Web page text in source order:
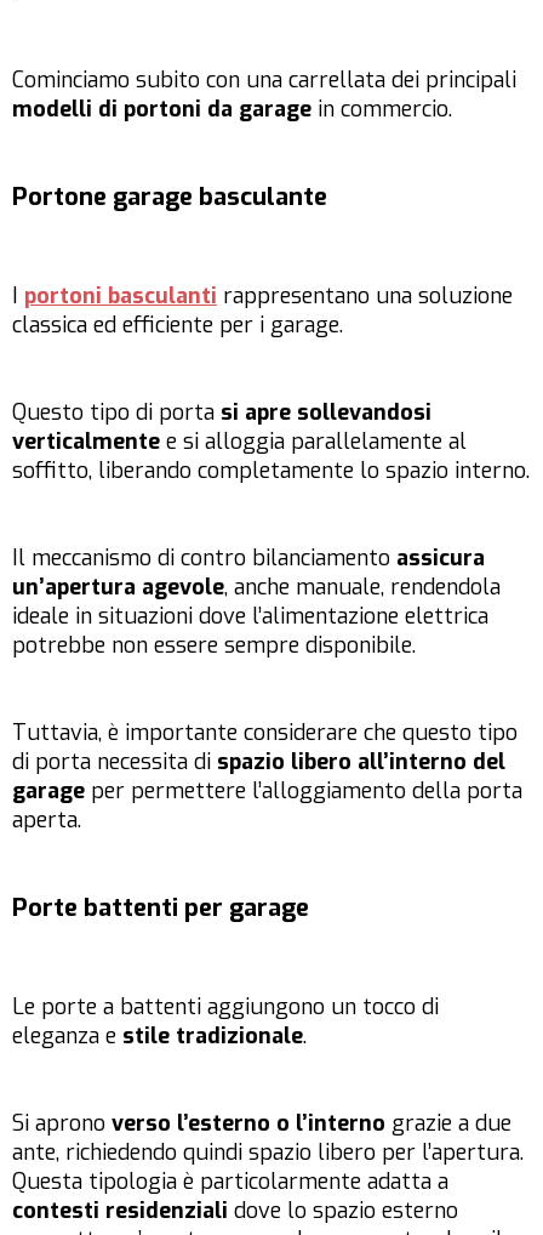
Cominciamo subito con una carrellata dei principali
modelli di portoni da garage in commercio.
Portone garage basculante
I portoni basculanti rappresentano una soluzione
classica ed efficiente per i garage.
Questo tipo di porta si apre sollevandosi
verticalmente e si alloggia parallelamente al
soffitto, liberando completamente lo spazio interno.
Il meccanismo di contro bilanciamento assicura
un’apertura agevole, anche manuale, rendendola
ideale in situazioni dove l’alimentazione elettrica
potrebbe non essere sempre disponibile.
Tuttavia, è importante considerare che questo tipo
di porta necessita di spazio libero all’interno del
garage per permettere l’alloggiamento della porta
aperta.
Porte battenti per garage
Le porte a battenti aggiungono un tocco di
eleganza e stile tradizionale.
Si aprono verso l’esterno o l’interno grazie a due
ante, richiedendo quindi spazio libero per l’apertura.
Questa tipologia è particolarmente adatta a
contesti residenziali dove lo spazio esterno